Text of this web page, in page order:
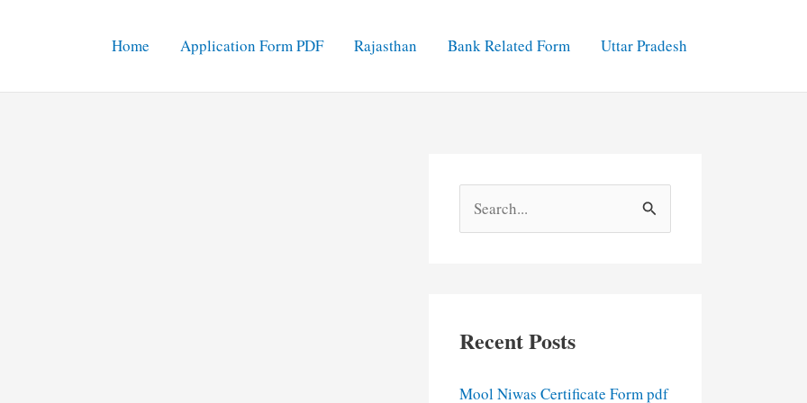
Home Application Form PDF Rajasthan Bank Related Form Uttar Pradesh
e
h
Recent Posts
Mool Niwas Certificate Form pdf